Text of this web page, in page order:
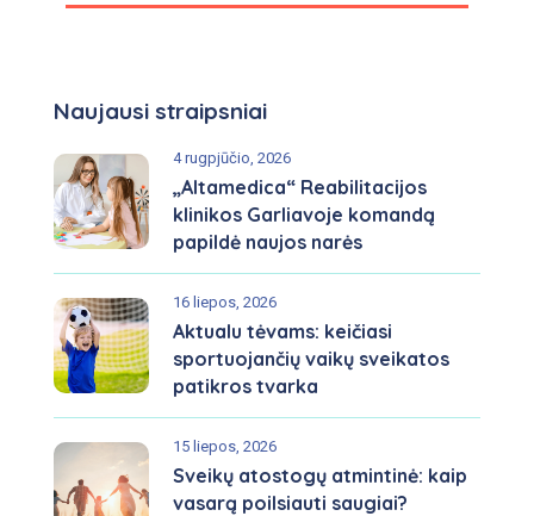
Naujausi straipsniai
4 rugpjūčio, 2026
„Altamedica“ Reabilitacijos
klinikos Garliavoje komandą
papildė naujos narės
16 liepos, 2026
Aktualu tėvams: keičiasi
sportuojančių vaikų sveikatos
patikros tvarka
15 liepos, 2026
Sveikų atostogų atmintinė: kaip
vasarą poilsiauti saugiai?